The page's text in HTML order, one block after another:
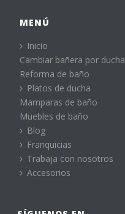
MENÚ
Inicio
Cambiar bañera por ducha
Reforma de baño
Platos de ducha
Mamparas de baño
Muebles de baño
Blog
Franquicias
Trabaja con nosotros
Accesorios